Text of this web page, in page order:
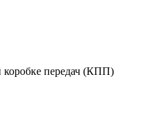
коробке передач (КПП)